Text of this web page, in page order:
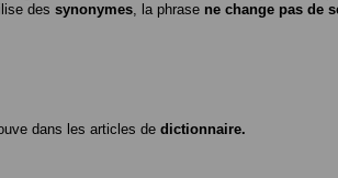
des synonymes , la phrase ne change pas de
dans les articles de dictionnaire.